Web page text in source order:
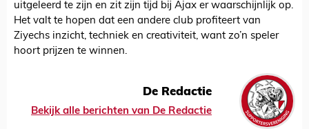
uitgeleerd te zijn en zit zijn tijd bij Ajax er waarschijnlijk op.
Het valt te hopen dat een andere club profiteert van
Ziyechs inzicht, techniek en creativiteit, want zo’n speler
hoort prijzen te winnen.
De Redactie
Bekijk alle berichten van De Redactie